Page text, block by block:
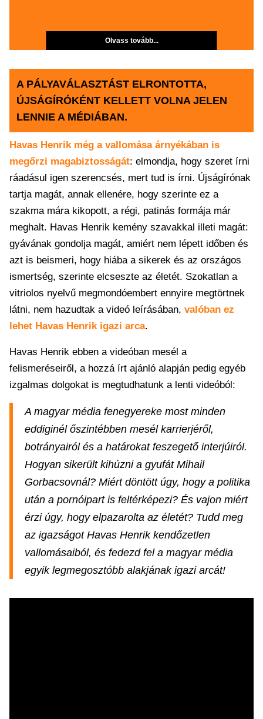
Olvass tovább...
A PÁLYAVÁLASZTÁST ELRONTOTTA,
ÚJSÁGÍRÓKÉNT KELLETT VOLNA JELEN
LENNIE A MÉDIÁBAN.
Havas Henrik még a vallomása árnyékában is
megőrzi magabiztosságát: elmondja, hogy szeret írni
ráadásul igen szerencsés, mert tud is írni. Újságírónak
tartja magát, annak ellenére, hogy szerinte ez a
szakma mára kikopott, a régi, patinás formája már
meghalt. Havas Henrik kemény szavakkal illeti magát:
gyávának gondolja magát, amiért nem lépett időben és
azt is beismeri, hogy hiába a sikerek és az országos
ismertség, szerinte elcseszte az életét. Szokatlan a
vitriolos nyelvű megmondóembert ennyire megtörtnek
látni, nem hazudtak a videó leírásában, valóban ez
lehet Havas Henrik igazi arca.
Havas Henrik ebben a videóban mesél a
felismeréseiről, a hozzá írt ajánló alapján pedig egyéb
izgalmas dolgokat is megtudhatunk a lenti videóból:
A magyar média fenegyereke most minden
eddiginél őszintébben mesél karrierjéről,
botrányairól és a határokat feszegető interjúiról.
Hogyan sikerült kihúzni a gyufát Mihail
Gorbacsovnál? Miért döntött úgy, hogy a politika
után a pornóipart is feltérképezi? És vajon miért
érzi úgy, hogy elpazarolta az életét? Tudd meg
az igazságot Havas Henrik kendőzetlen
vallomásaiból, és fedezd fel a magyar média
egyik legmegosztóbb alakjának igazi arcát!